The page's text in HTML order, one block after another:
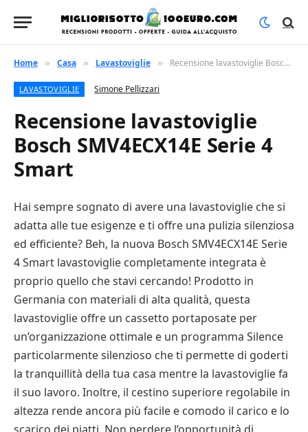
Home » Casa » Lavastoviglie » Recensione lavastoviglie Bosch SMV4ECX14E Serie 4 Smart
LAVASTOVIGLIE Simone Pellizzari
Recensione lavastoviglie
Bosch SMV4ECX14E Serie 4
Smart
Hai sempre sognato di avere una lavastoviglie che si
adatta alle tue esigenze e ti offre una pulizia silenziosa
ed efficiente? Beh, la nuova Bosch SMV4ECX14E Serie
4 Smart lavastoviglie completamente integrata è
proprio quello che stavi cercando! Prodotto in
Germania con materiali di alta qualità, questa
lavastoviglie offre un cassetto portaposate per
un’organizzazione ottimale e un programma Silence
particolarmente silenzioso che ti permette di goderti
la tranquillità della tua casa mentre la lavastoviglie fa
il suo lavoro. Inoltre, il cestino superiore regolabile in
altezza rende ancora più facile e comodo il carico e lo